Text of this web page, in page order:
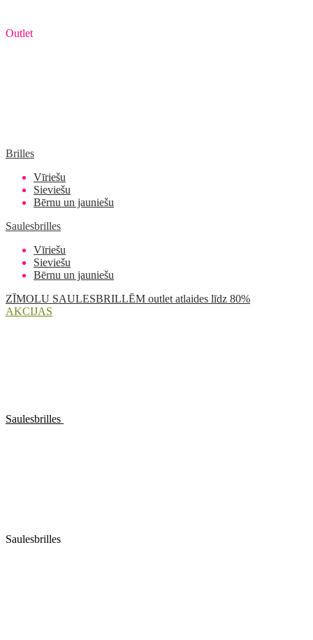
Outlet
Brilles
Vīriešu
Sieviešu
Bērnu un jauniešu
Saulesbrilles
Vīriešu
Sieviešu
Bērnu un jauniešu
ZĪMOLU SAULESBRILLĒM outlet atlaides līdz 80%
AKCIJAS
Saulesbrilles
Saulesbrilles